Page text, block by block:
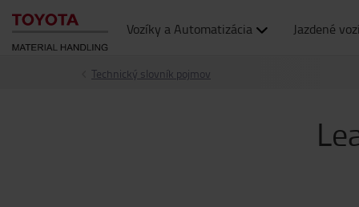
Vozíky a Automatizácia Jazdené
Technický slovník pojmov